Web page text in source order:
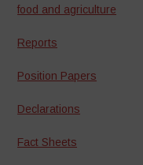
food and agriculture
Reports
Position Papers
Declarations
Fact Sheets